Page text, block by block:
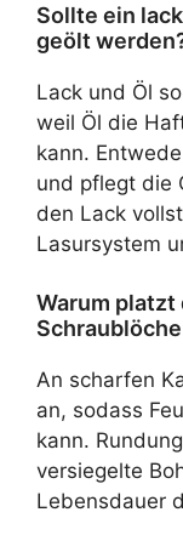
Sollte ein
geölt
Lack und Öl
weil Öl die
kann.
und pflegt die
den Lack
Lasursystem
Warum platzt
An scharfen
an, sodass
kann.
versiegelte
Lebensdauer